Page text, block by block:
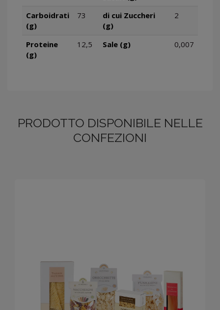
Carboidrati
(g)
73
di cui Zuccheri
(g)
2
Proteine
(g)
12,5 Sale (g) 0,007
PRODOTTO DISPONIBILE NELLE
CONFEZIONI